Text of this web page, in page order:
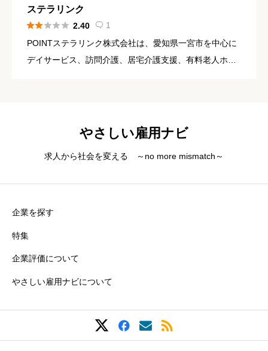
ステラリンク
 2.40  1
POINTステラリンク株式会社は、愛知県一宮市を中心に
デイサービス、訪問介護、居宅介護支援、有料老人ホー
やさしい雇用ナビ
求人から社会を変える ～no more mismatch～
企業を探す
特集
企業評価について
やさしい雇用ナビについて